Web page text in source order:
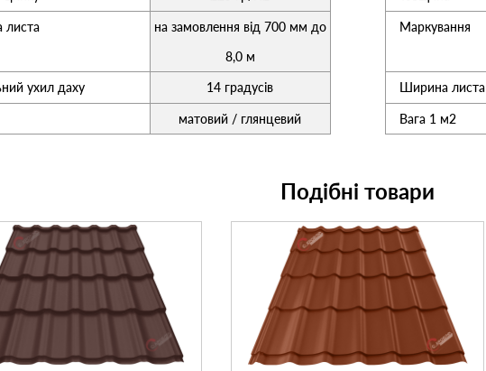
листа
на замовлення від 700 мм до
8,0 м
Маркування
ухил даху 14 градусів Ширина листа
матовий / глянцевий Вага 1 м2
Подібні товари